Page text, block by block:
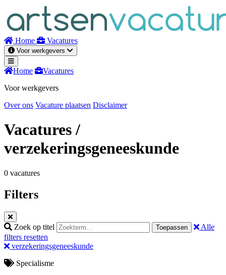
inhoud
Home Vacatures
Voor werkgevers
Home
Vacatures
Voor werkgevers
Over ons Vacature plaatsen Disclaimer
Vacatures/
verzekeringsgeneeskunde
0 vacatures
Filters
Zoek op titel Toepassen
Alle
filters resetten
verzekeringsgeneeskunde
Specialisme